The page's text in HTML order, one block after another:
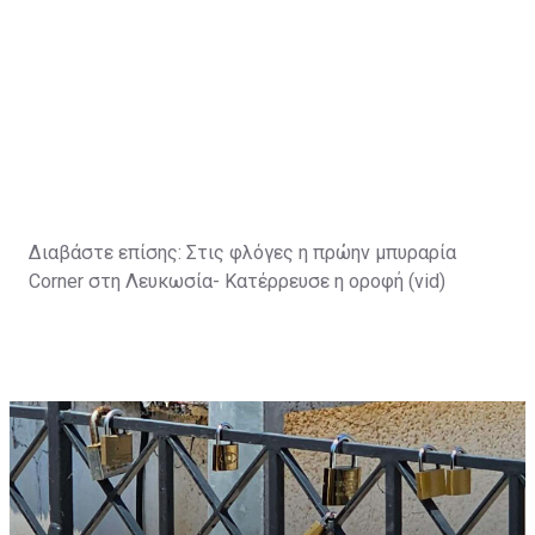
Διαβάστε επίσης: Στις φλόγες η πρώην μπυραρία
Corner στη Λευκωσία- Κατέρρευσε η οροφή (vid)